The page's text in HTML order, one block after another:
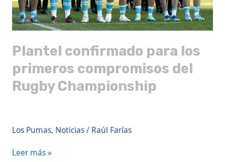
Plantel confirmado para los
primeros compromisos del
Rugby Championship
Los Pumas, Noticias/ Raúl Farías
Leer más »